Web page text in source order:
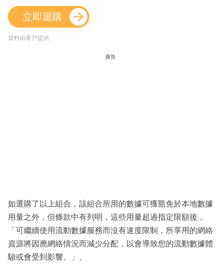
立即選購
資料由客戶提供
廣告
如選購了以上組合，該組合所用的數據可獲豁免於本地數據
用量之外，但條款中有列明，這些用量超過指定限額後，
「可繼續使用流動數據服務而沒有速度限制，所享用的網絡
資源將因應網絡情況而減少分配，以會導致您的流動數據體
驗或會受到影響。」。